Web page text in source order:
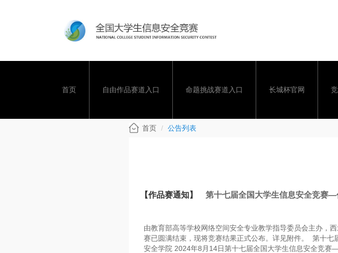
首页 自由作品赛道入口 命题挑战赛道入口 长城杯官网
首页 公告列表
【作品赛通知】 第十七届全国大学生信息安全竞赛—
由教育部高等学校网络空间安全专业教学指导委员会主办，
赛已圆满结束，现将竞赛结果正式公布。详见附件。 第十
安全学院 2024年8月14日第十七届全国大学生信息安全竞赛—